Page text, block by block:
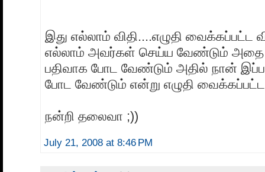
இது எல்லாம் விதி....எழுதி வைக்கப்பட்ட
எல்லாம் அவர்கள் செய்ய வேண்டும் அதை
பதிவாக போட வேண்டும் அதில் நான்
போட வேண்டும் என்று எழுதி வைக்கப்பட்ட
நன்றி தலைவா ;))
July 21, 2008 at 8:46 PM